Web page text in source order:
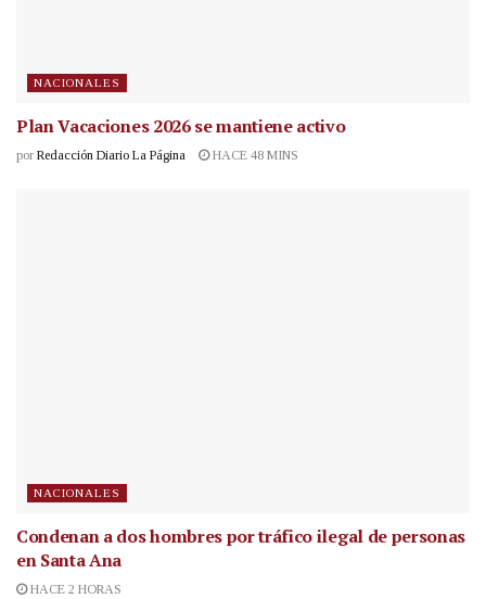
NACIONALES
Plan Vacaciones 2026 se mantiene activo
por Redacción Diario La Página HACE 48 MINS
NACIONALES
Condenan a dos hombres por tráfico ilegal de personas
en Santa Ana
HACE 2 HORAS